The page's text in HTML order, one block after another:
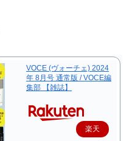
VOCE (ヴォーチェ) 2024
年 8月号 通常版 / VOCE編
集部 【雑誌】
楽天